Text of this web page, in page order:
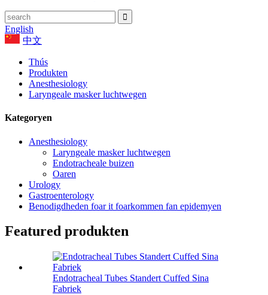
English
中文
Thús
Produkten
Anesthesiology
Laryngeale masker luchtwegen
Kategoryen
Anesthesiology
Laryngeale masker luchtwegen
Endotracheale buizen
Oaren
Urology
Gastroenterology
Benodigdheden foar it foarkommen fan epidemyen
Featured produkten
Endotracheal Tubes Standert Cuffed Sina
Fabriek